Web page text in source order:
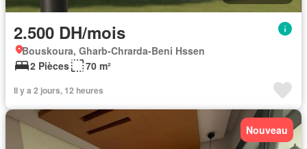
2.500 DH/mois
Bouskoura, Gharb-Chrarda-Beni Hssen
2 Pièces
70 m²
Il y a 2 jours, 12 heures
Nouveau